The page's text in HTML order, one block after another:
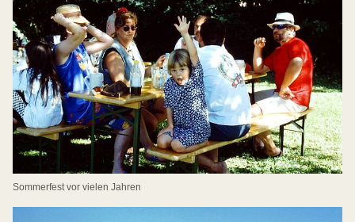
Sommerfest vor vielen Jahren